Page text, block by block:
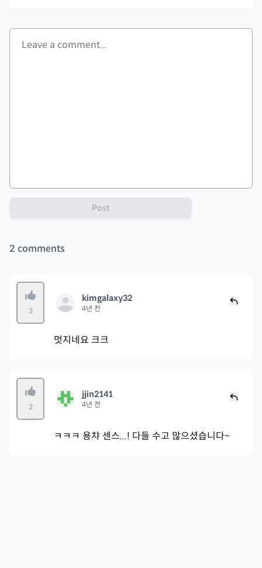
Post
2 comments
3
kimgalaxy32
4년 전
멋지네요 크크
2
jjin2141
4년 전
ㅋㅋㅋ 용챠 센스...! 다들 수고 많으셨습니다~